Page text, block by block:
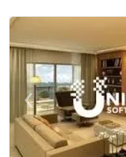
<
‹
Previous